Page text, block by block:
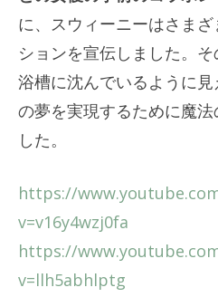
に、スウィーニーはさま
ションを宣伝しました。
浴槽に沈んでいるように
の夢を実現するために魔
した。
https://
v=v16y4wzj0fa
https://
v=llh5abhlptg